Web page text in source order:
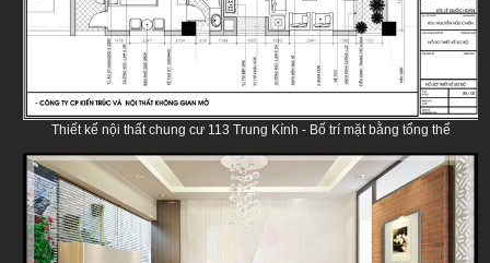
Thiết kế nội thất chung cư 113 Trung Kính - Bố trí mặt bằng tổng thể